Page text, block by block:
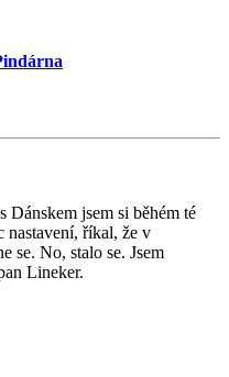
jsem si běhém té
nastavení, říkal, že v
se. No, stalo se. Jsem
Lineker.